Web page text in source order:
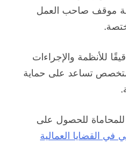
موقف صاحب العمل
للأنظمة والإجراءات
متخصص تساعد على حماية
للحصول على
في القضايا العمالية